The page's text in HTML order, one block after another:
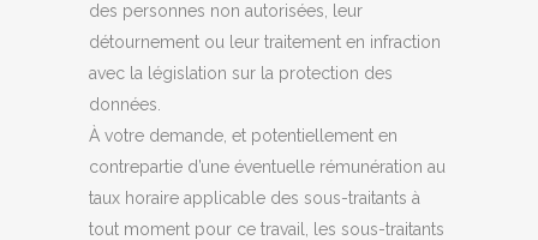
des personnes non autorisées, leur
détournement ou leur traitement en infraction
avec la législation sur la protection des
données.
À votre demande, et potentiellement en
contrepartie d’une éventuelle rémunération au
taux horaire applicable des sous-traitants à
tout moment pour ce travail, les sous-traitants